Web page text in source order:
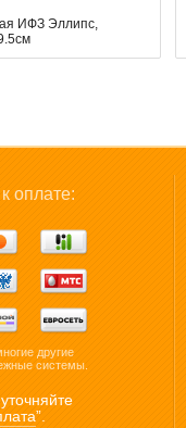
ИФЗ Эллипс,
оплате:
другие
системы.
”.